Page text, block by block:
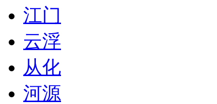
江门
云浮
从化
河源